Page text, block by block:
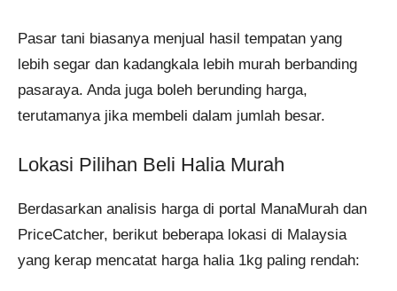
Pasar tani biasanya menjual hasil tempatan yang
lebih segar dan kadangkala lebih murah berbanding
pasaraya. Anda juga boleh berunding harga,
terutamanya jika membeli dalam jumlah besar.
Lokasi Pilihan Beli Halia Murah
Berdasarkan analisis harga di portal ManaMurah dan
PriceCatcher, berikut beberapa lokasi di Malaysia
yang kerap mencatat harga halia 1kg paling rendah: